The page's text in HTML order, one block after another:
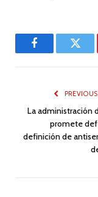
Facebook
La administración
promete
definición de